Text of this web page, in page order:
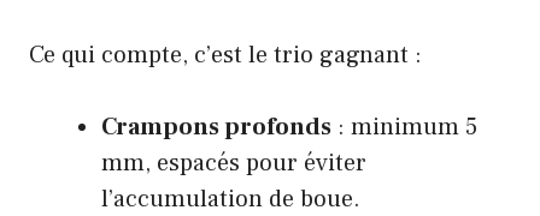
Ce qui compte, c’est le trio gagnant :
Crampons profonds : minimum 5
mm, espacés pour éviter
l’accumulation de boue.